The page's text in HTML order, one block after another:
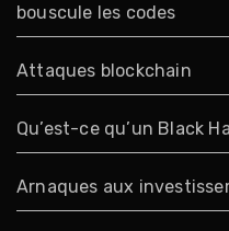
bouscule les codes
Attaques blockchain
Qu’est-ce qu’un Black
Arnaques aux